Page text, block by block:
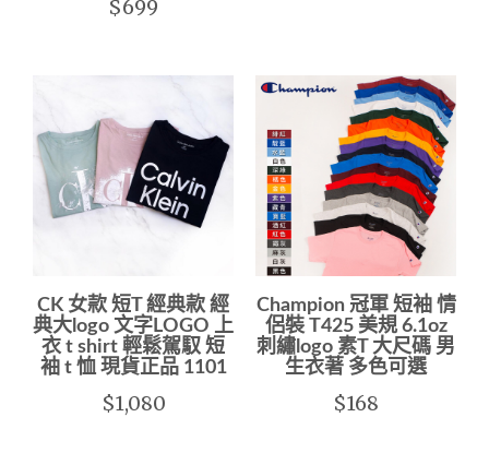
$699
CK 女款 短T 經典款 經
典大logo 文字LOGO 上
衣 t shirt 輕鬆駕馭 短
袖 t 恤 現貨正品 1101
$1,080
Champion 冠軍 短袖 情
侶裝 T425 美規 6.1oz
刺繡logo 素T 大尺碼 男
生衣著 多色可選
$168